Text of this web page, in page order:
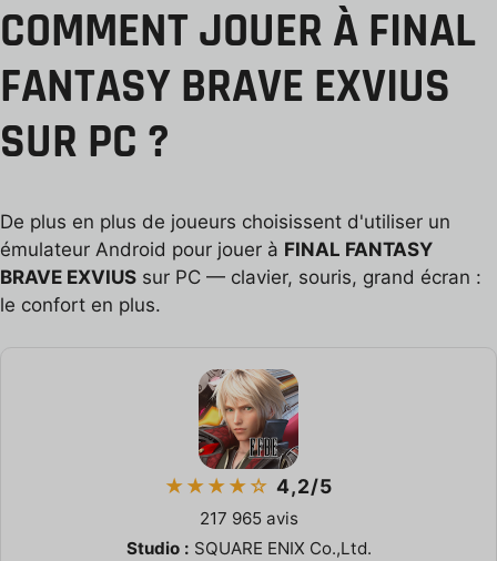
COMMENT JOUER À FINAL
FANTASY BRAVE EXVIUS
SUR PC ?
De plus en plus de joueurs choisissent d'utiliser un
émulateur Android pour jouer à FINAL FANTASY
BRAVE EXVIUS sur PC — clavier, souris, grand écran :
le confort en plus.
★★★★☆ 4,2/5
217 965 avis
Studio : SQUARE ENIX Co.,Ltd.